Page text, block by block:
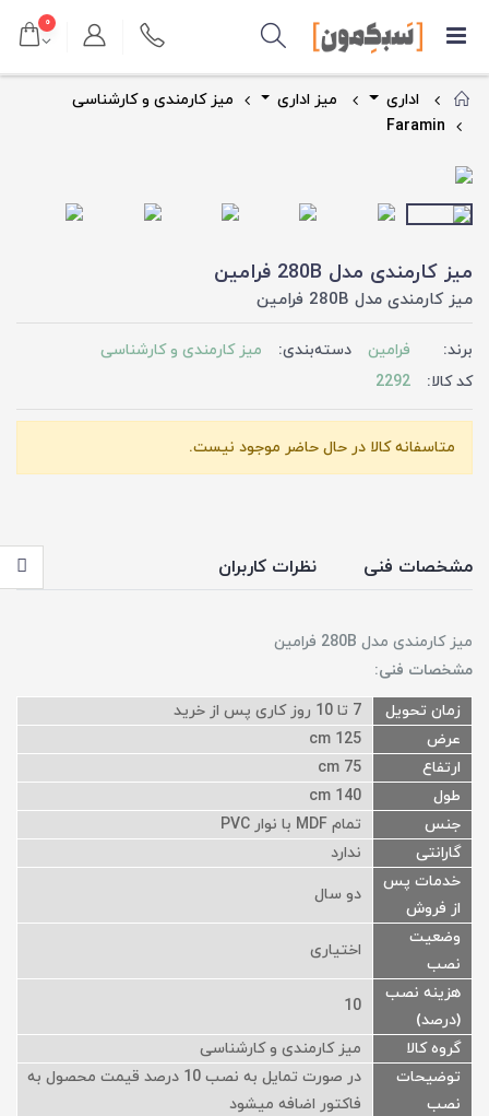
۰
اداری میز اداری
میز کارمندی و کارشناسی
Faramin
میز کارمندی مدل 280B فرامین
میز کارمندی مدل 280B فرامین
برند: فرامین دسته‌بندی:
میز کارمندی و کارشناسی
کد کالا:
2292
متاسفانه کالا در حال حاضر موجود نیست.
مشخصات فنی نظرات کاربران
میز کارمندی مدل 280B فرامین
مشخصات فنی:
زمان تحویل
7 تا 10 روز کاری پس از خرید
عرض
125 cm
ارتفاع
75 cm
طول
140 cm
جنس
تمام MDF با نوار PVC
گارانتی
ندارد
خدمات پس
از فروش
دو سال
وضعیت
نصب
اختیاری
هزینه نصب
(درصد)
10
گروه کالا
میز کارمندی و کارشناسی
توضیحات
نصب
در صورت تمایل به نصب 10 درصد قیمت محصول به
فاکتور اضافه میشود